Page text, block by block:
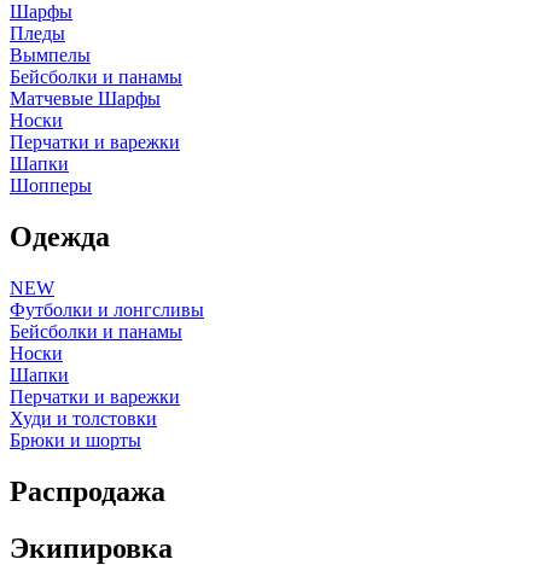
Шарфы
Пледы
Вымпелы
Бейсболки и панамы
Матчевые Шарфы
Носки
Перчатки и варежки
Шапки
Шопперы
Одежда
NEW
Футболки и лонгсливы
Бейсболки и панамы
Носки
Шапки
Перчатки и варежки
Худи и толстовки
Брюки и шорты
Распродажа
Экипировка